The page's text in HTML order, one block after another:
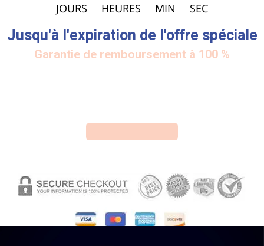
JOURS HEURES MIN SEC
Jusqu'à l'expiration de l'offre spéciale
Garantie de remboursement à 100 %